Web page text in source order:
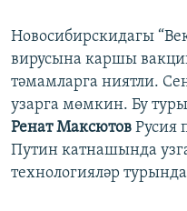
Новосибирскидагы
вирусына каршы
тәмамларга ниятли.
узарга мөмкин. Бу
Ренат Максютов Русия
Путин катнашында
технологияләр